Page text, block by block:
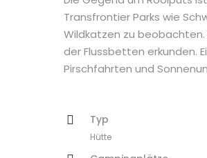
Transfrontier Parks wie
Wildkatzen zu
der Flussbetten erkunden.
Pirschfahrten und
Typ
Hütte